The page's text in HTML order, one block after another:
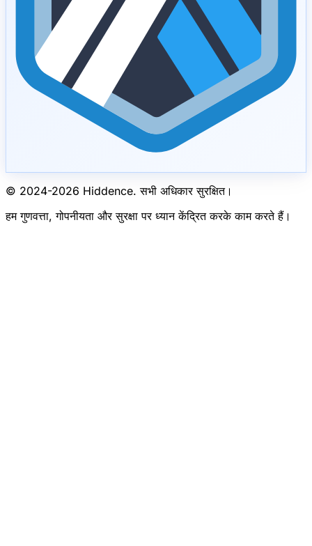
© 2024-2026 Hiddence.सभी अधिकार सुरक्षित।
हम गुणवत्ता, गोपनीयता और सुरक्षा पर ध्यान केंद्रित करके काम करते हैं।